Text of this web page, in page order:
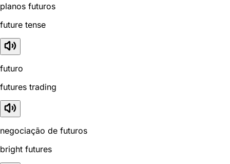
planos futuros
future tense
futuro
futures trading
negociação de futuros
bright futures